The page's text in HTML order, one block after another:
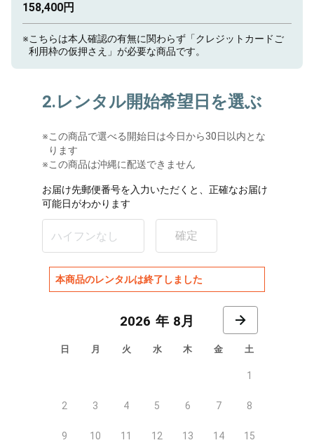
158,400円
※こちらは本人確認の有無に関わらず「クレジットカードご
利用枠の仮押さえ」が必要な商品です。
2.レンタル開始希望日を選ぶ
※この商品で選べる開始日は今日から30日以内とな
ります
※この商品は沖縄に配送できません
お届け先郵便番号を入力いただくと、正確なお届け
可能日がわかります
確定
本商品のレンタルは終了しました
8月
日 月 火 水 木 金 土
1
2 3 4 5 6 7 8
9 10 11 12 13 14 15